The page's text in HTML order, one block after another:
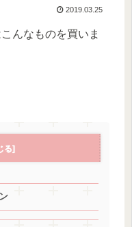
2019.03.25
んなものを買いま